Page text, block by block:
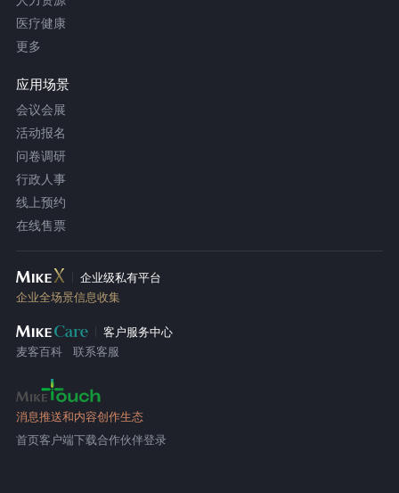
医疗健康
更多
应用场景
会议会展
活动报名
问卷调研
行政人事
线上预约
在线售票
企业级私有平台
企业全场景信息收集
客户服务中心
麦客百科
联系客服
消息推送和内容创作生态
首页客户端下载合作伙伴登录